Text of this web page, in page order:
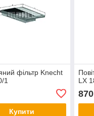
фільтр Knecht
1
Купити
LX
870